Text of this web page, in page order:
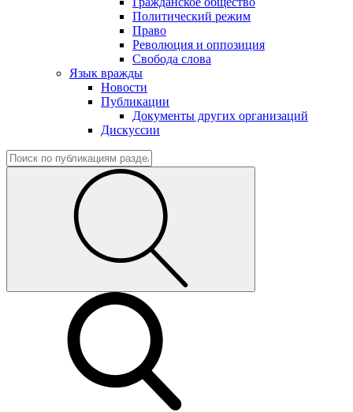
Политический режим
Право
Революция и оппозиция
Свобода слова
Язык вражды
Новости
Публикации
Документы других организаций
Дискуссии